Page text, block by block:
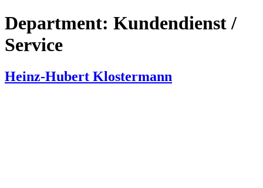
Department: Kundendienst /
Service
Heinz-Hubert Klostermann